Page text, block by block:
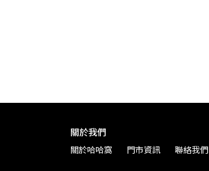
關於我們
關於哈哈窩 門市資訊 聯絡我們